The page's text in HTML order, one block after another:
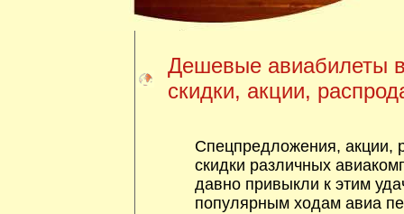
Дешевые авиабилеты
скидки, акции,
Спецпредложения, акции,
скидки различных
давно привыкли к этим
популярным ходам авиа